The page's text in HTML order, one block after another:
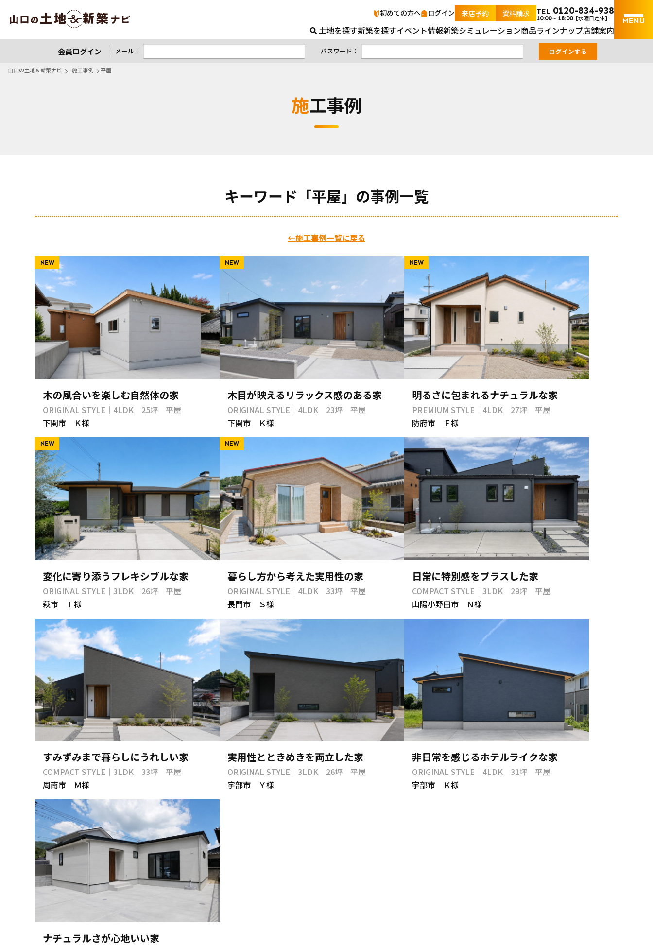
木の風合いを楽しむ自然体の家｜山口の土地＆新築ナビ｜山口県内の土地と新築
初めての方へ ログイン 来店予約 資料請求 TEL 0120-834-938
10:00～18:00【水曜日定休】
土地を探す新築を探すイベント情報新築シミュレーション商品ラインナップ店舗案内
会員ログイン メール： パスワード：
山口の土地＆新築ナビ 施工事例 平屋
施工事例
キーワード「平屋」の事例一覧
←施工事例一覧に戻る
NEW
木の風合いを楽しむ自然体の家
ORIGINAL STYLE｜4LDK 25坪 平屋
下関市 Ｋ様
NEW
木目が映えるリラックス感のある家
ORIGINAL STYLE｜4LDK 23坪 平屋
下関市 Ｋ様
NEW
明るさに包まれるナチュラルな家
PREMIUM STYLE｜4LDK 27坪 平屋
防府市 Ｆ様
NEW
変化に寄り添うフレキシブルな家
ORIGINAL STYLE｜3LDK 26坪 平屋
萩市 Ｔ様
NEW
暮らし方から考えた実用性の家
ORIGINAL STYLE｜4LDK 33坪 平屋
長門市 Ｓ様
日常に特別感をプラスした家
COMPACT STYLE｜3LDK 29坪 平屋
山陽小野田市 Ｎ様
すみずみまで暮らしにうれしい家
COMPACT STYLE｜3LDK 33坪 平屋
周南市 Ｍ様
実用性とときめきを両立した家
ORIGINAL STYLE｜3LDK 26坪 平屋
宇部市 Ｙ様
非日常を感じるホテルライクな家
ORIGINAL STYLE｜4LDK 31坪 平屋
宇部市 Ｋ様
ナチュラルさが心地いい家